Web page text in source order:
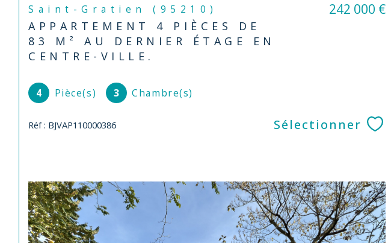
Saint-Gratien (95210)
APPARTEMENT 4 PIÈCES DE
83 M² AU DERNIER ÉTAGE EN
CENTRE-VILLE.
242 000 €
4 Pièce(s) 3 Chambre(s)
Réf : BJVAP110000386 Sélectionner